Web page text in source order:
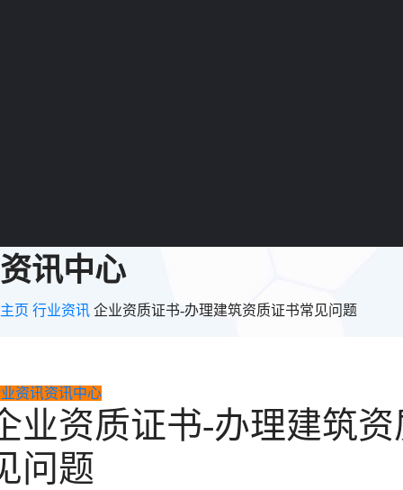
资讯中心
主页 行业资讯 企业资质证书-办理建筑资质证书常见问题
资讯资讯中心
业资质证书-办理建筑
问题